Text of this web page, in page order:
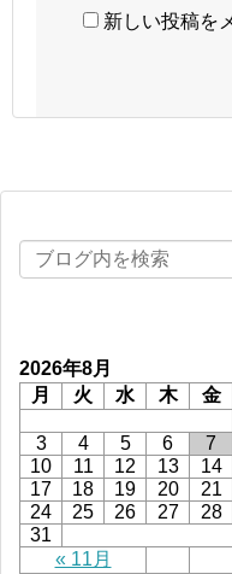
新しい投稿を
2026年8月
月
火 水 木 金
« 11月
3
4 5 6 7
10
11 12 13 14
17
18 19 20 21
24
25 26 27 28
31